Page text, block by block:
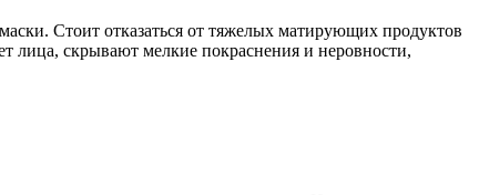
Стоит отказаться от тяжелых матирующих продуктов
скрывают мелкие покраснения и неровности,